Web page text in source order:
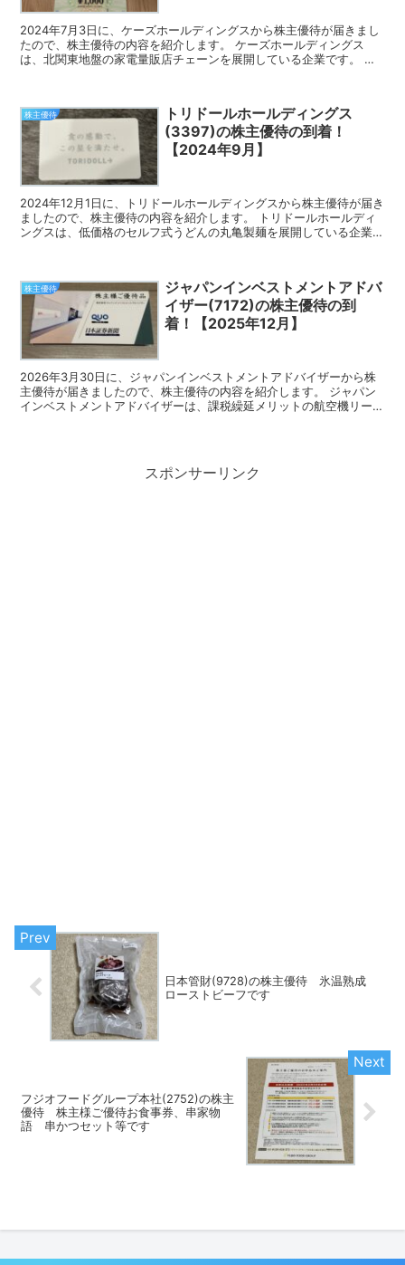
2024年7月3日に、ケーズホールディングスから株主優待が届きまし
たので、株主優待の内容を紹介します。 ケーズホールディングス
は、北関東地盤の家電量販店チェーンを展開している企業です。 今
株主優待
トリドールホールディングス
(3397)の株主優待の到着！
【2024年9月】
2024年12月1日に、トリドールホールディングスから株主優待が届き
ましたので、株主優待の内容を紹介します。 トリドールホールディ
ングスは、低価格のセルフ式うどんの丸亀製麺を展開している企業で
株主優待
ジャパンインベストメントアドバ
イザー(7172)の株主優待の到
着！【2025年12月】
2026年3月30日に、ジャパンインベストメントアドバイザーから株
主優待が届きましたので、株主優待の内容を紹介します。 ジャパン
インベストメントアドバイザーは、課税繰延メリットの航空機リース
スポンサーリンク
日本管財(9728)の株主優待 氷温熟成
ローストビーフです
フジオフードグループ本社(2752)の株主
優待 株主様ご優待お食事券、串家物
語 串かつセット等です